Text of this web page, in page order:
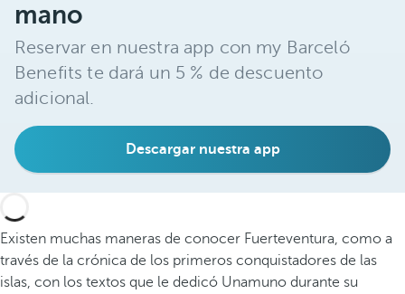
mano
Reservar en nuestra app con my Barceló
Benefits te dará un 5 % de descuento
adicional.
Descargar nuestra app
Existen muchas maneras de conocer Fuerteventura, como a
través de la crónica de los primeros conquistadores de las
islas, con los textos que le dedicó Unamuno durante su